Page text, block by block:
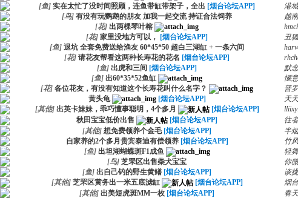
[鱼] 实在太忙了没时间照顾，连鱼带缸带架子，全出 [烟台论坛APP] 港
[鸟] 有没有玩鹦鹉的朋友 加我一起交流 持证合法饲养 越
[花] 出两棵琴叶榕
[花] 家里没地方可以， [烟台论坛APP] 丑
[鱼] 退坑 全套免费送给渔友 60*45*50 超白三湖缸 + 一条六间
[花] 请花友帮看这两种长寿花的花名 [烟台论坛APP]
[鱼] 出虎和三间 [烟台论坛APP] 默
[鱼] 出60*35*52鱼缸 惬
[花] 各位花友，有没有知道这个长寿花叫什么名字？ 普
黄头龟
[烟台论坛APP] 天
[其他] 出英卡妹妹，乖巧懂事聪明，4个多月 [烟台论坛APP]
秋田宝宝低价出售
[烟台论坛APP] 往
[其他] 想免费领养个金毛 [烟台论坛APP] 半
自家养的2个多月贵宾泰迪有偿领养 [烟台论坛APP] 竹
[鱼] 出坦湖蝴蝶斑F1成鱼 轻
[鸟] 芝罘区出售柴犬宝宝 你
[鱼] 出自己钓的野生黄鳝 [烟台论坛APP] 谈
[其他] 芝罘区黄务出一米五底滤缸 [烟台论坛APP] 烟
[其他] 出美短虎斑MM一枚 [烟台论坛APP] 春